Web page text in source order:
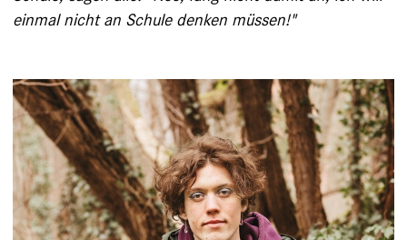
einmal nicht an Schule denken müssen!"